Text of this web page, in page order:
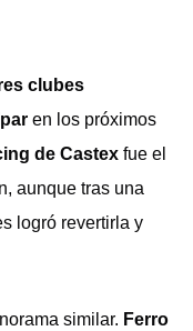
clubes
en los próximos
de Castex fue el
aunque tras una
logró revertirla y
similar. Ferro